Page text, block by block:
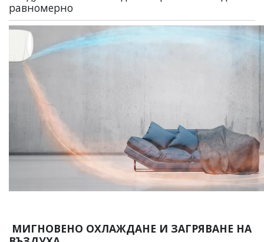
paвнoмepнo
МИГНОВЕНО ОХЛАЖДАНЕ И ЗАГРЯВАНЕ НА